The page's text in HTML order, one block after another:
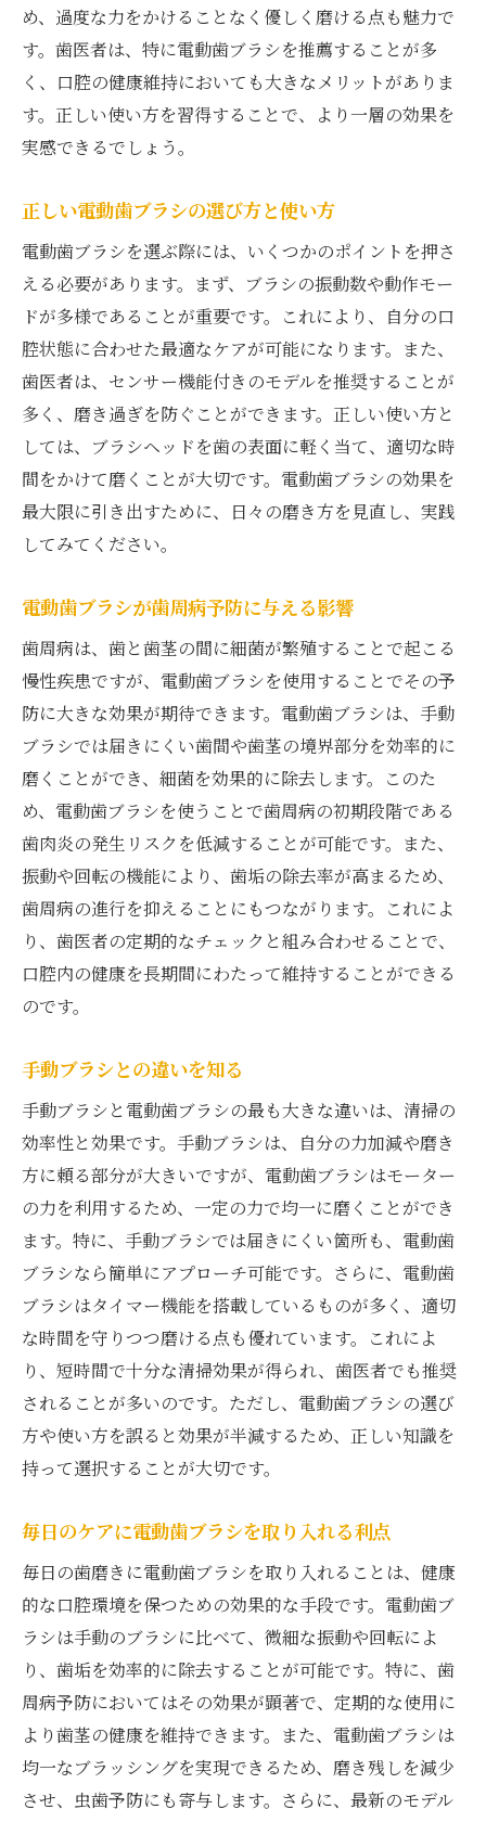
際の注意
歯医者が教える歯磨き粉の正しい使い方
歯医者推奨の歯磨き法で虫歯予防を徹底しよう
虫歯予防に効果的なブラッシングテクニッ
歯磨きのタイミングが与える影響
フロスとの併用で虫歯予防を強化
歯医者が教える子供向けの歯磨き法
歯科医の視点から見る食後のケアの重要性
定期的なプロフェッショナルクリーニング
の利点
効果的な歯間ブラシの使い方を歯医者が解説
歯間ブラシの役割とその効果
適切なサイズと種類の選び方
歯間ブラシを使う際の注意点
フロスとの併用で得られるメリット
歯医者が教える歯間ブラシの保管法
歯医者が薦める正しいブラッシングタイムの重
要性
一日に必要なブラッシング回数とは
ブラッシングに費やす理想的な時間
夜のブラッシングが持つ特別な意味
食後すぐのブラッシングのメリット
ブラッシング前後に気をつけるべきこと
歯医者が推奨するブラッシングの順番
歯医者が指導する歯周病予防のための口腔ケア
歯医者が薦める抗菌製品の使い方
健康的な食生活と歯周病予防の関係
歯周病リスクを高める習慣を知ろう
定期検診の重要性とその効果
歯医者の視点から見るフロスの正しい使い方
フロスがもたらす予防効果
初心者でも始めやすいフロスの選び方
フロスを使う際のステップバイステップガ
イド
フロスの種類とそれぞれの特徴
フロスが抜けやすい人へのアドバイス
歯医者が教えるフロスの衛生管理方法
継続的な口腔健康管理をサポートする歯医者の
毎日のルーティンに取り入れたい歯科ケア
長期的な健康を目指す口腔ケアプラン
歯科医のサポートを受ける利点
生活習慣が口腔健康に与える影響
歯医者とのコミュニケーションを深める方
法
予防歯科の重要性とその先進技術
め、過度な力をかけることなく優しく磨ける点も魅力で
す。歯医者は、特に電動歯ブラシを推薦することが多
く、口腔の健康維持においても大きなメリットがありま
す。正しい使い方を習得することで、より一層の効果を
実感できるでしょう。
正しい電動歯ブラシの選び方と使い方
電動歯ブラシを選ぶ際には、いくつかのポイントを押さ
える必要があります。まず、ブラシの振動数や動作モー
ドが多様であることが重要です。これにより、自分の口
腔状態に合わせた最適なケアが可能になります。また、
歯医者は、センサー機能付きのモデルを推奨することが
多く、磨き過ぎを防ぐことができます。正しい使い方と
しては、ブラシヘッドを歯の表面に軽く当て、適切な時
間をかけて磨くことが大切です。電動歯ブラシの効果を
最大限に引き出すために、日々の磨き方を見直し、実践
してみてください。
電動歯ブラシが歯周病予防に与える影響
歯周病は、歯と歯茎の間に細菌が繁殖することで起こる
慢性疾患ですが、電動歯ブラシを使用することでその予
防に大きな効果が期待できます。電動歯ブラシは、手動
ブラシでは届きにくい歯間や歯茎の境界部分を効率的に
磨くことができ、細菌を効果的に除去します。このた
め、電動歯ブラシを使うことで歯周病の初期段階である
歯肉炎の発生リスクを低減することが可能です。また、
振動や回転の機能により、歯垢の除去率が高まるため、
歯周病の進行を抑えることにもつながります。これによ
り、歯医者の定期的なチェックと組み合わせることで、
口腔内の健康を長期間にわたって維持することができる
のです。
手動ブラシとの違いを知る
手動ブラシと電動歯ブラシの最も大きな違いは、清掃の
効率性と効果です。手動ブラシは、自分の力加減や磨き
方に頼る部分が大きいですが、電動歯ブラシはモーター
の力を利用するため、一定の力で均一に磨くことができ
ます。特に、手動ブラシでは届きにくい箇所も、電動歯
ブラシなら簡単にアプローチ可能です。さらに、電動歯
ブラシはタイマー機能を搭載しているものが多く、適切
な時間を守りつつ磨ける点も優れています。これによ
り、短時間で十分な清掃効果が得られ、歯医者でも推奨
されることが多いのです。ただし、電動歯ブラシの選び
方や使い方を誤ると効果が半減するため、正しい知識を
持って選択することが大切です。
毎日のケアに電動歯ブラシを取り入れる利点
毎日の歯磨きに電動歯ブラシを取り入れることは、健康
的な口腔環境を保つための効果的な手段です。電動歯ブ
ラシは手動のブラシに比べて、微細な振動や回転によ
り、歯垢を効率的に除去することが可能です。特に、歯
周病予防においてはその効果が顕著で、定期的な使用に
より歯茎の健康を維持できます。また、電動歯ブラシは
均一なブラッシングを実現できるため、磨き残しを減少
させ、虫歯予防にも寄与します。さらに、最新のモデル